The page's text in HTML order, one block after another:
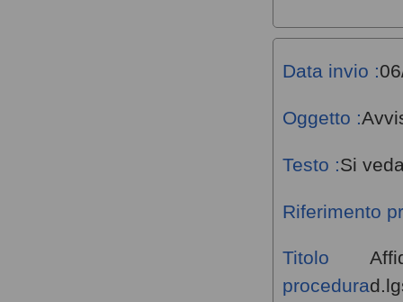
Data invio :
Oggetto :
Testo :Si
Riferimento
Titolo
procedura